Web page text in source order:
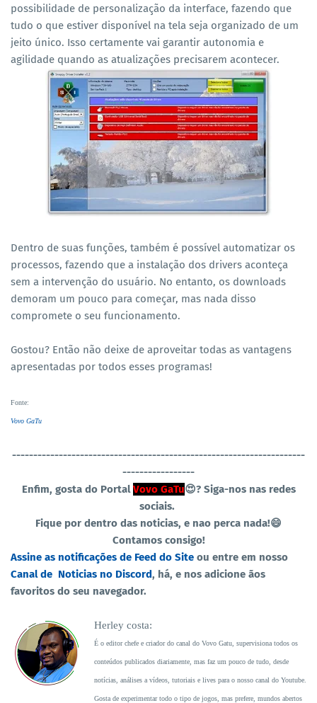
possibilidade de personalização da interface, fazendo que
tudo o que estiver disponível na tela seja organizado de um
jeito único. Isso certamente vai garantir autonomia e
agilidade quando as atualizações precisarem acontecer.
Dentro de suas funções, também é possível automatizar os
processos, fazendo que a instalação dos drivers aconteça
sem a intervenção do usuário. No entanto, os downloads
demoram um pouco para começar, mas nada disso
compromete o seu funcionamento.
Gostou? Então não deixe de aproveitar todas as vantagens
apresentadas por todos esses programas!
Fonte:
Vovo GaTu
---------------------------------------------------------------------
-----------------
Enfim, gosta do PortalVovo GaTu😍? Siga-nos nas redes
sociais.
Fique por dentro das noticias, e nao perca nada!😄
Contamos consigo!
Assine as notificações de Feed do Site ou entre em nosso
Canal de Noticias no Discord, há, e nos adicione ãos
favoritos do seu navegador.
Herley costa:
É o editor chefe e criador do canal do Vovo Gatu, supervisiona todos os
conteúdos publicados diariamente, mas faz um pouco de tudo, desde
notícias, análises a vídeos, tutoriais e lives para o nosso canal do Youtube.
Gosta de experimentar todo o tipo de jogos, mas prefere, mundos abertos